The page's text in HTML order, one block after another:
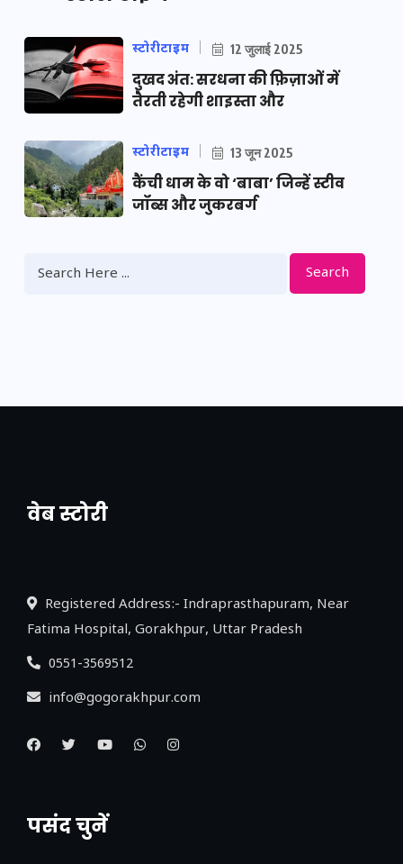
स्टोरीटाइम 12 जुलाई 2025
दुखद अंत: सरधना की फ़िज़ाओं में
तैरती रहेगी शाइस्ता और
स्टोरीटाइम 13 जून 2025
कैंची धाम के वो ‘बाबा’ जिन्हें स्टीव
जॉब्स और जुकरबर्ग
Search
वेब स्टोरी
नया एक्सप्रेसवे: पूर्वांचल का लक, डेवलपमेंट का
Registered Address:- Indraprasthapuram, Near
Fatima Hospital, Gorakhpur, Uttar Pradesh
0551-3569512
info@gogorakhpur.com
पसंद चुनें